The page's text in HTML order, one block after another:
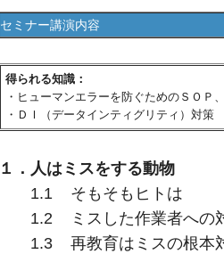
セミナー講演内容
得られる知識：
・ヒューマンエラーを防ぐためのＳＯＰ
・ＤＩ（データインティグリティ）対策
１．人はミスをする動物
1.1 そもそもヒトは
1.2 ミスした作業者への対
1.3 再教育はミスの根本